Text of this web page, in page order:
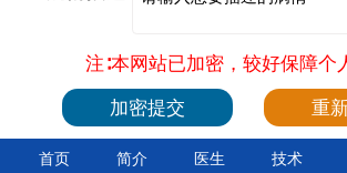
注∶本网站已加密，较好保障个
首页 简介 医生 技术